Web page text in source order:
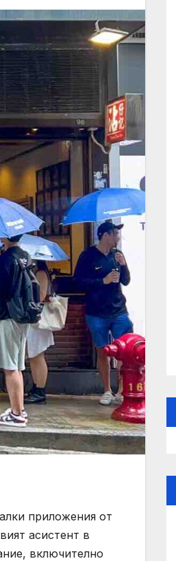
приложения от
асистент в
включително